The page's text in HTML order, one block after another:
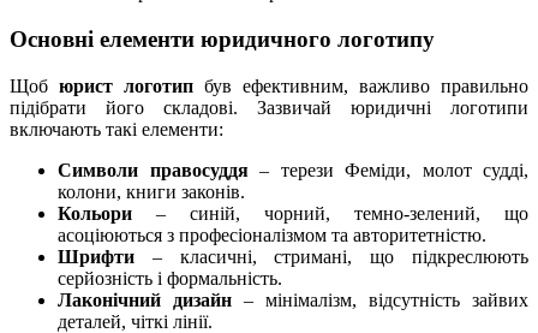
Основні елементи юридичного логотипу
Щоб юрист логотип був ефективним, важливо правильно
підібрати його складові. Зазвичай юридичні логотипи
включають такі елементи:
Символи правосуддя– терези Феміди, молот судді,
колони, книги законів.
Кольори – синій, чорний, темно-зелений, що
асоціюються з професіоналізмом та авторитетністю.
Шрифти – класичні, стримані, що підкреслюють
серйозність і формальність.
Лаконічний дизайн – мінімалізм, відсутність зайвих
деталей, чіткі лінії.